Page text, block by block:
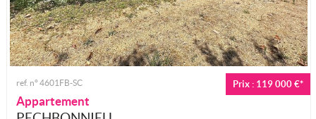
Prix : 119 000 €*
ref. n° 4601FB-SC
Appartement